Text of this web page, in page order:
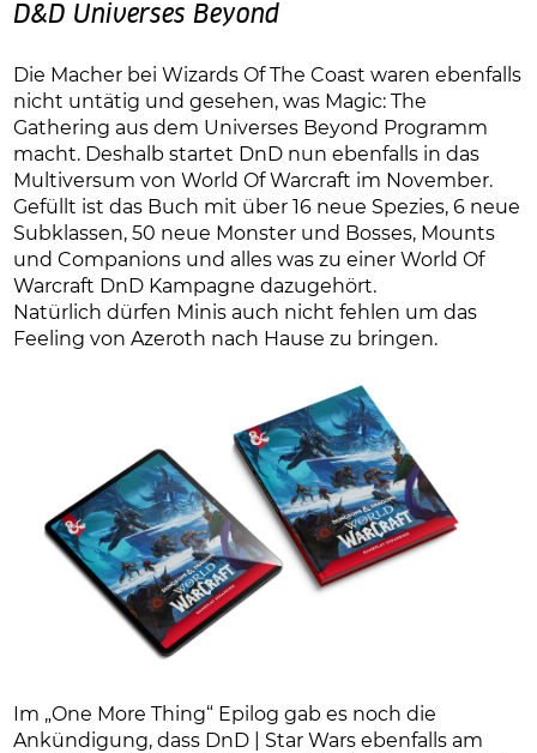
D&D Universes Beyond
Die Macher bei Wizards Of The Coast waren ebenfalls
nicht untätig und gesehen, was Magic: The
Gathering aus dem Universes Beyond Programm
macht. Deshalb startet DnD nun ebenfalls in das
Multiversum von World Of Warcraft im November.
Gefüllt ist das Buch mit über 16 neue Spezies, 6 neue
Subklassen, 50 neue Monster und Bosses, Mounts
und Companions und alles was zu einer World Of
Warcraft DnD Kampagne dazugehört.
Natürlich dürfen Minis auch nicht fehlen um das
Feeling von Azeroth nach Hause zu bringen.
Im „One More Thing“ Epilog gab es noch die
Ankündigung, dass DnD | Star Wars ebenfalls am